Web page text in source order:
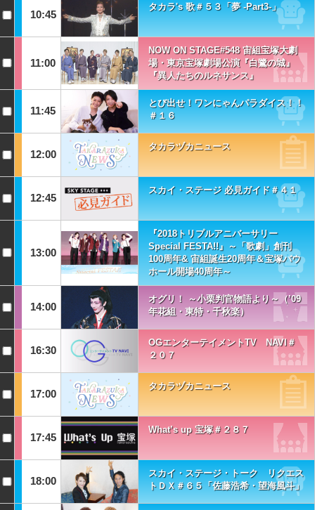
10:45
タカラ's 歌＃５３「夢 -Part3-」
11:00
NOW ON STAGE#548 宙組宝塚大劇
場・東京宝塚劇場公演『白鷺の城』
『異人たちのルネサンス』
11:45
とび出せ！ワンにゃんパラダイス！！
＃１６
12:00
タカラヅカニュース
12:45
スカイ・ステージ 必見ガイド＃４１
13:00
『2018トリプルアニバーサリー
Special FESTA!!』～「歌劇」創刊
100周年& 宙組誕生20周年＆宝塚バウ
ホール開場40周年～
14:00
オグリ！ ～小栗判官物語より～（’09
年花組・東特・千秋楽）
16:30
OGエンターテイメントTV NAVI＃
２０７
17:00
タカラヅカニュース
17:45
What’s up 宝塚＃２８７
18:00
スカイ・ステージ・トーク リクエス
トＤＸ＃６５「佐藤浩希・望海風斗」